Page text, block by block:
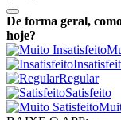
De forma geral,
hoje?
Regular
Satisfeito